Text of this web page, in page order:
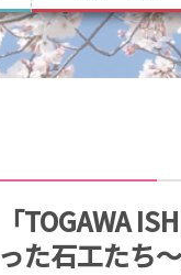
「TOGAWA
った石工たち